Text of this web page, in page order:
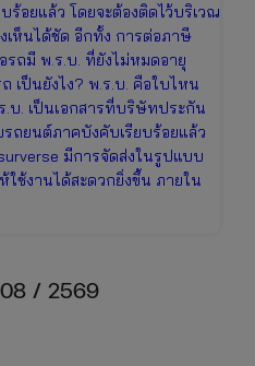
ร้อยแล้ว โดยจะต้องติดไว้บริเวณ
ห็นได้ชัด อีกทั้ง การต่อภาษี
รถมี พ.ร.บ. ที่ยังไม่หมดอายุ
เป็นยังไง? พ.ร.บ. คือใบไหน
บ. เป็นเอกสารที่บริษัทประกัน
ถยนต์ภาคบังคับเรียบร้อยแล้ว
มีการจัดส่งในรูปแบบ
ใช้งานได้สะดวกยิ่งขึ้น ภายใน
/ 2569